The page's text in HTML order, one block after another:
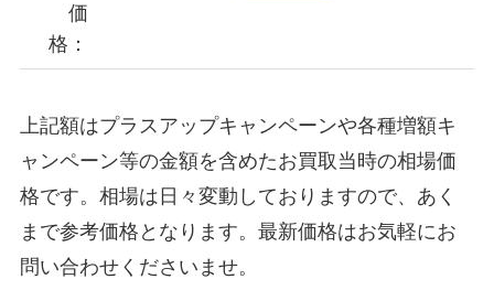
価
格：
上記額はプラスアップキャンペーンや各種増額キ
ャンペーン等の金額を含めたお買取当時の相場価
格です。相場は日々変動しておりますので、あく
まで参考価格となります。最新価格はお気軽にお
問い合わせくださいませ。